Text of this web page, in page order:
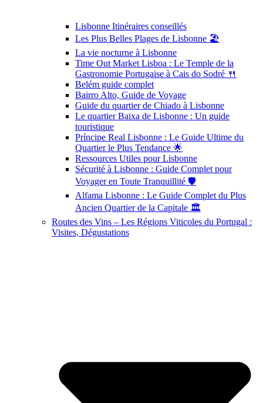
Lisbonne Itinéraires conseillés
Les Plus Belles Plages de Lisbonne 🏖️
La vie nocturne à Lisbonne
Time Out Market Lisboa : Le Temple de la
Gastronomie Portugaise à Cais do Sodré 🍴
Belém guide complet
Bairro Alto, Guide de Voyage
Guide du quartier de Chiado à Lisbonne
Le quartier Baixa de Lisbonne : Un guide
touristique
Príncipe Real Lisbonne : Le Guide Ultime du
Quartier le Plus Tendance 🌟
Ressources Utiles pour Lisbonne
Sécurité à Lisbonne : Guide Complet pour
Voyager en Toute Tranquillité 🛡️
Alfama Lisbonne : Le Guide Complet du Plus
Ancien Quartier de la Capitale 🏛️
Routes des Vins – Les Régions Viticoles du Portugal :
Visites, Dégustations